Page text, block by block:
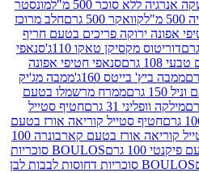
500 מ"ל
מונסטר
500 גרם
חלב מרוכז
פריכים בטעם חריף
טאקו 110ג'
סנאפי
סנאפי חטיפי אפונה
160ג'
ממבה מג'יק
ממרח מרשמלו בטעם
גרם
חטיף סטייל
סטייל קוריאה אורז בטעם
חטיף סטייל קוריאה אורז בטעם קארבונרה 100
BOULOS סוכריות
BOULOS סוכריות דחוסות לבבות לבן